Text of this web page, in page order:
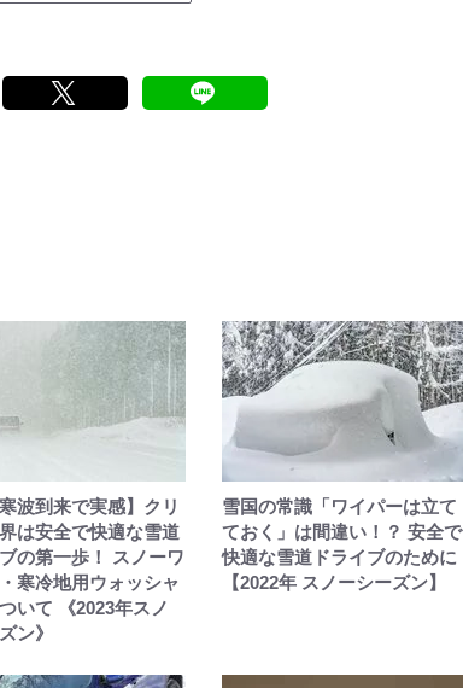
波到来で実感】クリ
は安全で快適な雪道
の第一歩！ スノーワ
寒冷地用ウォッシャ
いて 《2023年スノ
ン》
雪国の常識「ワイパーは立て
ておく」は間違い！？ 安全で
快適な雪道ドライブのために
【2022年 スノーシーズン】